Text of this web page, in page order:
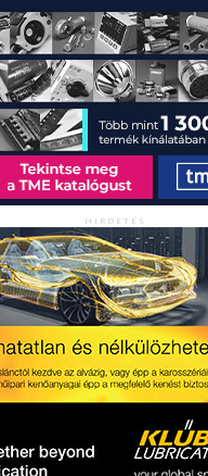
HIRDETÉS